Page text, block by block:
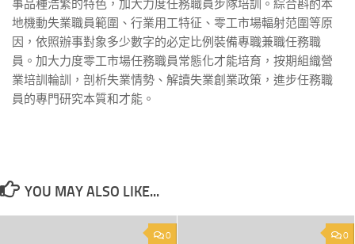
事品種浩繁的特色，加大力度任務職員步隊培訓。綜合斟酌本
地機動失業職員範圍、行業用工特征、零工市場輻射范圍等原
因，依照辦事對象多少數字的必定比例裝備專職兼職任務職
員。加大力度零工市場任務職員常態化才能培育，按期組織營
業培訓輪訓，剖析失業情勢、解讀失業創業政策，進步任務職
員的專門研究本質和才能。
YOU MAY ALSO LIKE...
0 0